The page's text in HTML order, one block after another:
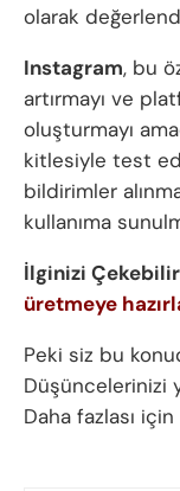
olarak
Instagram, bu
artırmayı ve
oluşturmayı
kitlesiyle test
bildirimler
kullanıma
İlginizi
üretmeye
Peki siz bu
Düşüncelerinizi
Daha fazlası